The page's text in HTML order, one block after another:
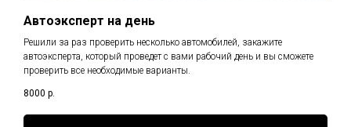
Автоэксперт на день
Решили за раз проверить несколько автомобилей, закажите
автоэксперта, который проведет с вами рабочий день и вы сможете
проверить все необходимые варианты.
8000 р.